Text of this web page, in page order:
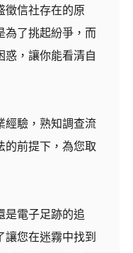
徵信社存在的原
為了挑起紛爭，而
惑，讓你能看清自
經驗，熟知調查流
的前提下，為您取
是電子足跡的追
讓您在迷霧中找到